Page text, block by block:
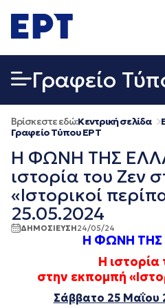
σε
περιεχόμενο
Γραφείο
Βρίσκεστε εδώ:Κεντρική σελίδα
Γραφείο Τύπου ΕΡΤ
Η ΦΩΝΗ ΤΗΣ
ιστορία του Ζεν
«Ιστορικοί
25.05.2024
ΔΗΜΟΣΙΕΥΣΗ24/05/24
Η ΦΩΝΗ ΤΗΣ
Η ιστορία
στην εκπομπή
Σάββατο 25 Μαΐου